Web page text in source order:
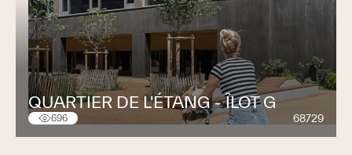
QUARTIER DE L'ÉTANG - ÎLOT G
696 68729